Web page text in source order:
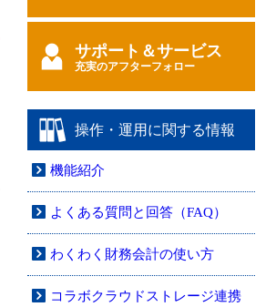
サポート＆サービス
充実のアフターフォロー
操作・運用に関する情報
機能紹介
よくある質問と回答（FAQ）
わくわく財務会計の使い方
コラボクラウドストレージ連携